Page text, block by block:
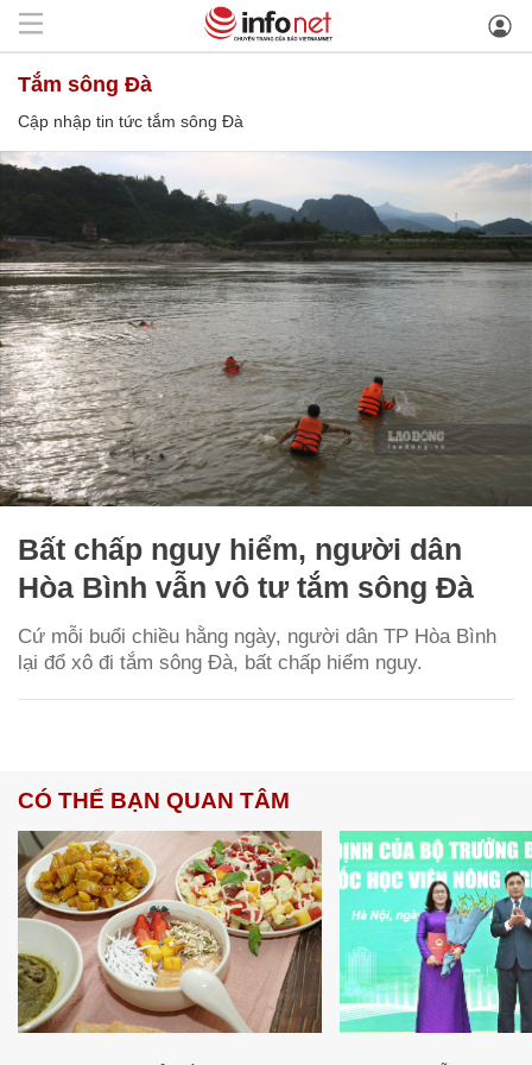
tắm sông Đà
Cập nhập tin tức tắm sông Đà
Bất chấp nguy hiểm, người dân
Hòa Bình vẫn vô tư tắm sông Đà
Cứ mỗi buổi chiều hằng ngày, người dân TP Hòa Bình
lại đổ xô đi tắm sông Đà, bất chấp hiểm nguy.
CÓ THỂ BẠN QUAN TÂM